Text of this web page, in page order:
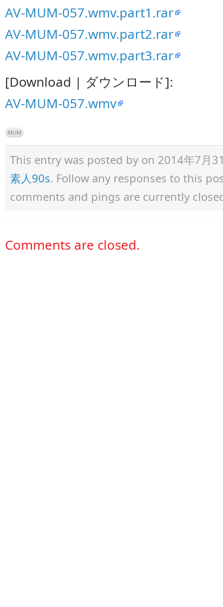
AV-MUM-057.wmv.part1.rar
AV-MUM-057.wmv.part2.rar
AV-MUM-057.wmv.part3.rar
[Download | ダウンロード]:
AV-MUM-057.wmv
MUM
This entry was posted by on 2014年7月
素人90s. Follow any responses to this
comments and pings are currently
Comments are closed.